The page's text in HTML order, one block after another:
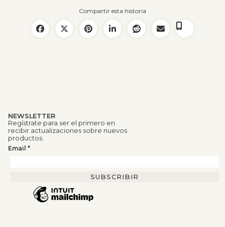
Compartir esta historia
NEWSLETTER
Regístrate para ser el primero en
recibir actualizaciones sobre nuevos
productos.
Email *